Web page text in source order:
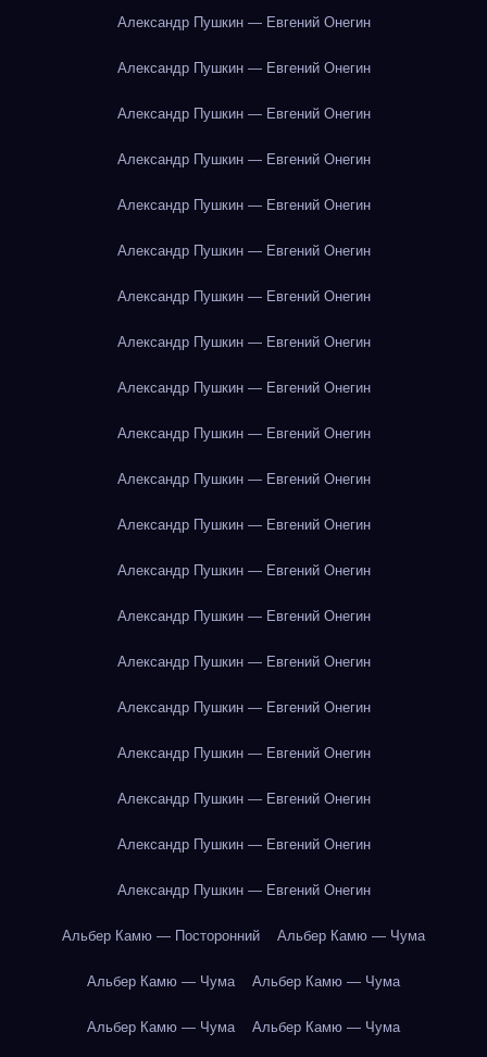
Александр Пушкин — Евгений Онегин
Александр Пушкин — Евгений Онегин
Александр Пушкин — Евгений Онегин
Александр Пушкин — Евгений Онегин
Александр Пушкин — Евгений Онегин
Александр Пушкин — Евгений Онегин
Александр Пушкин — Евгений Онегин
Александр Пушкин — Евгений Онегин
Александр Пушкин — Евгений Онегин
Александр Пушкин — Евгений Онегин
Александр Пушкин — Евгений Онегин
Александр Пушкин — Евгений Онегин
Александр Пушкин — Евгений Онегин
Александр Пушкин — Евгений Онегин
Александр Пушкин — Евгений Онегин
Александр Пушкин — Евгений Онегин
Александр Пушкин — Евгений Онегин
Александр Пушкин — Евгений Онегин
Александр Пушкин — Евгений Онегин
Александр Пушкин — Евгений Онегин
Альбер Камю — Посторонний Альбер Камю — Чума
Альбер Камю — Чума Альбер Камю — Чума
Альбер Камю — Чума Альбер Камю — Чума